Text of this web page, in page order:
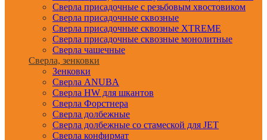
Сверла присадочные с резьбовым хвостовиком
Сверла присадочные сквозные
Сверла присадочные сквозные XTREME
Сверла присадочные сквозные монолитные
Сверла чашечные
Сверла, зенковки
Зенковки
Сверла ANUBA
Сверла HW для шкантов
Сверла Форстнера
Сверла долбежные
Сверла долбежные со стамеской для JET
Сверла конфирмат